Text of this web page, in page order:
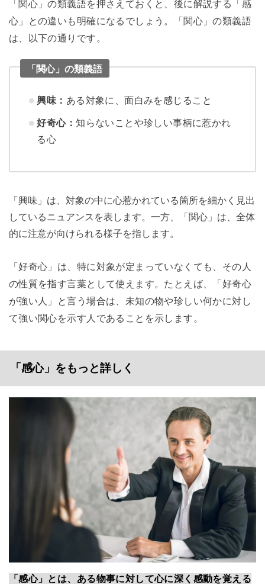
「関心」の類義語を押さえておくと、後に解説する「感
心」との違いも明確になるでしょう。「関心」の類義語
は、以下の通りです。
「関心」の類義語
興味： ある対象に、面白みを感じること
好奇心：知らないことや珍しい事柄に惹かれ
る心
「興味」は、対象の中に心惹かれている箇所を細かく見出
しているニュアンスを表します。一方、「関心」は、全体
的に注意が向けられる様子を指します。
「好奇心」は、特に対象が定まっていなくても、その人
の性質を指す言葉として使えます。たとえば、「好奇心
が強い人」と言う場合は、未知の物や珍しい何かに対し
て強い関心を示す人であることを示します。
「感心」をもっと詳しく
「感心」とは、ある物事に対して心に深く感動を覚える